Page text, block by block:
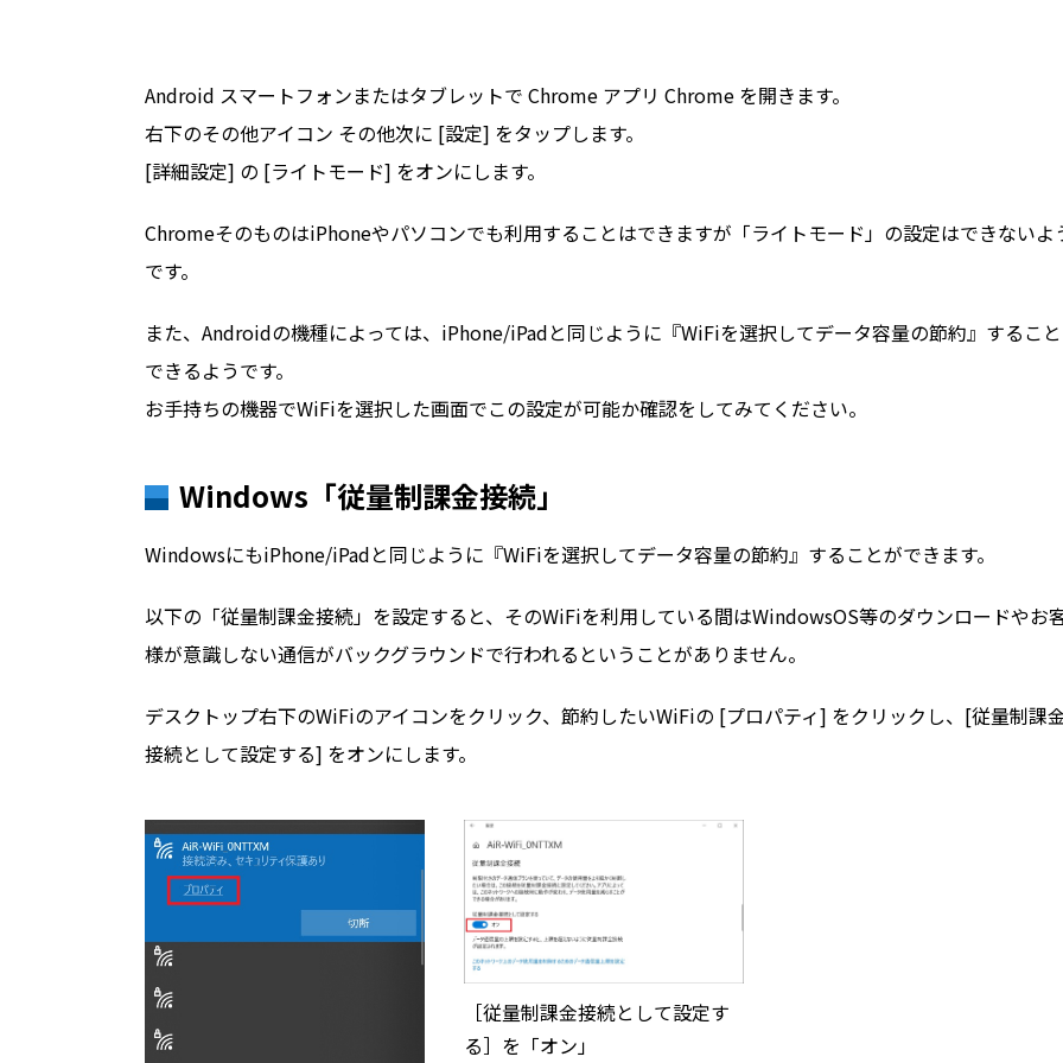
Android スマートフォンまたはタブレットで Chrome アプリ Chrome を開きます。
右下のその他アイコン その他次に [設定] をタップします。
[詳細設定] の [ライトモード] をオンにします。
ChromeそのものはiPhoneやパソコンでも利用することはできますが「ライトモード」の設定はできないよ
です。
また、Androidの機種によっては、iPhone/iPadと同じように『WiFiを選択してデータ容量の節約』するこ
できるようです。
お手持ちの機器でWiFiを選択した画面でこの設定が可能か確認をしてみてください。
Windows「従量制課金接続」
WindowsにもiPhone/iPadと同じように『WiFiを選択してデータ容量の節約』することができます。
以下の「従量制課金接続」を設定すると、そのWiFiを利用している間はWindowsOS等のダウンロードやお
様が意識しない通信がバックグラウンドで行われるということがありません。
デスクトップ右下のWiFiのアイコンをクリック、節約したいWiFiの [プロパティ] をクリックし、[従量制課
接続として設定する] をオンにします。
［従量制課金接続として設定す
る］を「オン」